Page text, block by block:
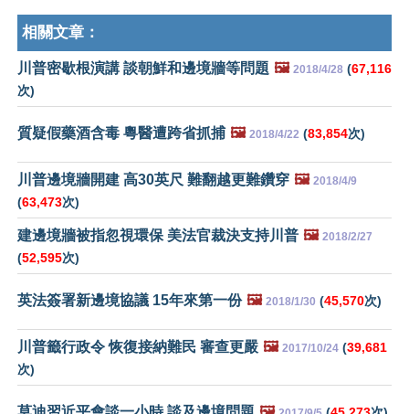
相關文章：
川普密歇根演講 談朝鮮和邊境牆等問題 🖼️ 2018/4/28 (67,116
次)
質疑假藥酒含毒 粵醫遭跨省抓捕 🖼️ 2018/4/22 (83,854次)
川普邊境牆開建 高30英尺 難翻越更難鑽穿 🖼️ 2018/4/9
(63,473次)
建邊境牆被指忽視環保 美法官裁決支持川普 🖼️ 2018/2/27
(52,595次)
英法簽署新邊境協議 15年來第一份 🖼️ 2018/1/30 (45,570次)
川普籤行政令 恢復接納難民 審查更嚴 🖼️ 2017/10/24 (39,681
次)